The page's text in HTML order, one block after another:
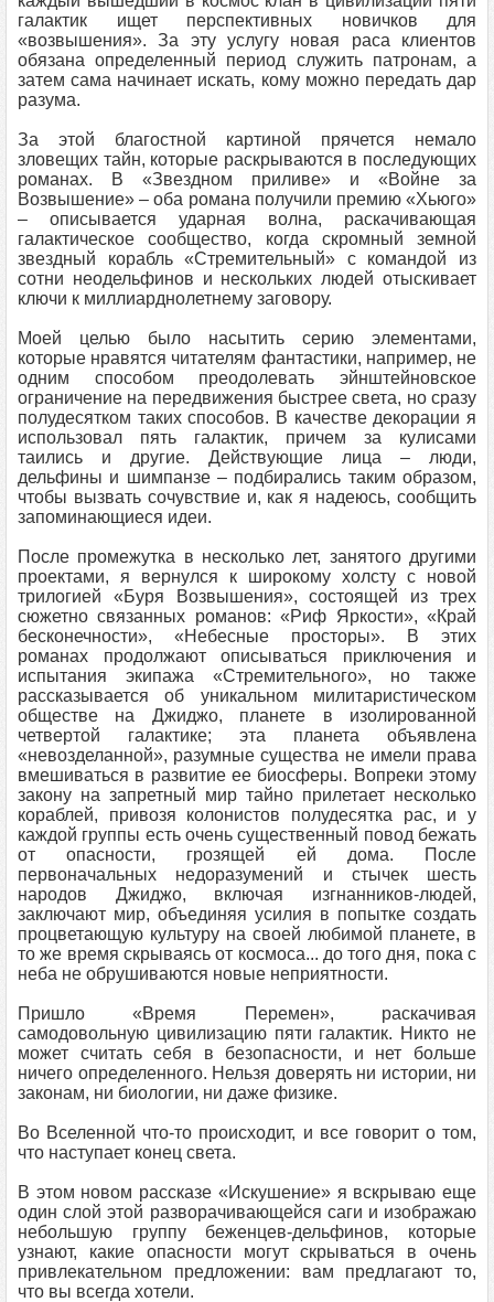
галактик ищет перспективных новичков для
«возвышения». За эту услугу новая раса клиентов
обязана определенный период служить патронам, а
затем сама начинает искать, кому можно передать дар
разума.
За этой благостной картиной прячется немало
зловещих тайн, которые раскрываются в последующих
романах. В «Звездном приливе» и «Войне за
Возвышение» – оба романа получили премию «Хьюго»
– описывается ударная волна, раскачивающая
галактическое сообщество, когда скромный земной
звездный корабль «Стремительный» с командой из
сотни неодельфинов и нескольких людей отыскивает
ключи к миллиарднолетнему заговору.
Моей целью было насытить серию элементами,
которые нравятся читателям фантастики, например, не
одним способом преодолевать эйнштейновское
ограничение на передвижения быстрее света, но сразу
полудесятком таких способов. В качестве декорации я
использовал пять галактик, причем за кулисами
таились и другие. Действующие лица – люди,
дельфины и шимпанзе – подбирались таким образом,
чтобы вызвать сочувствие и, как я надеюсь, сообщить
запоминающиеся идеи.
После промежутка в несколько лет, занятого другими
проектами, я вернулся к широкому холсту с новой
трилогией «Буря Возвышения», состоящей из трех
сюжетно связанных романов: «Риф Яркости», «Край
бесконечности», «Небесные просторы». В этих
романах продолжают описываться приключения и
испытания экипажа «Стремительного», но также
рассказывается об уникальном милитаристическом
обществе на Джиджо, планете в изолированной
четвертой галактике; эта планета объявлена
«невозделанной», разумные существа не имели права
вмешиваться в развитие ее биосферы. Вопреки этому
закону на запретный мир тайно прилетает несколько
кораблей, привозя колонистов полудесятка рас, и у
каждой группы есть очень существенный повод бежать
от опасности, грозящей ей дома. После
первоначальных недоразумений и стычек шесть
народов Джиджо, включая изгнанников‑людей,
заключают мир, объединяя усилия в попытке создать
процветающую культуру на своей любимой планете, в
то же время скрываясь от космоса... до того дня, пока с
неба не обрушиваются новые неприятности.
Пришло «Время Перемен», раскачивая
самодовольную цивилизацию пяти галактик. Никто не
может считать себя в безопасности, и нет больше
ничего определенного. Нельзя доверять ни истории, ни
законам, ни биологии, ни даже физике.
Во Вселенной что‑то происходит, и все говорит о том,
что наступает конец света.
В этом новом рассказе «Искушение» я вскрываю еще
один слой этой разворачивающейся саги и изображаю
небольшую группу беженцев‑дельфинов, которые
узнают, какие опасности могут скрываться в очень
привлекательном предложении: вам предлагают то,
что вы всегда хотели.